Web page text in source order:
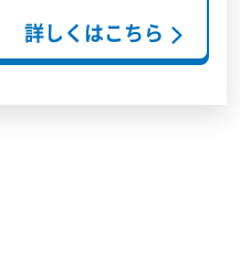
詳しくはこちら